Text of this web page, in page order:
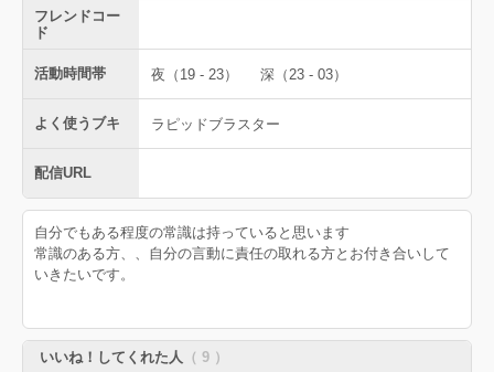
フレンドコー
ド
活動時間帯 夜（19 - 23） 深（23 - 03）
よく使うブキ ラピッドブラスター
配信URL
自分でもある程度の常識は持っていると思います
常識のある方、、自分の言動に責任の取れる方とお付き合いして
いきたいです。
いいね！してくれた人 （ 9 ）